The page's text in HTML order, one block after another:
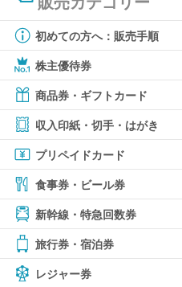
初めての方へ：販売手順
株主優待券
商品券・ギフトカード
収入印紙・切手・はがき
プリペイドカード
食事券・ビール券
新幹線・特急回数券
旅行券・宿泊券
レジャー券